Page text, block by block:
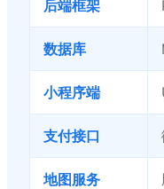
后端框架
数据库
小程序端
支付接口
地图服务